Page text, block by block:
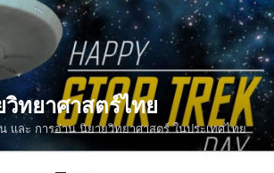
ทยาศาสตร์ไทย
และ การอ่าน นิยายวิทยาศาสตร์ ในประเทศไทย